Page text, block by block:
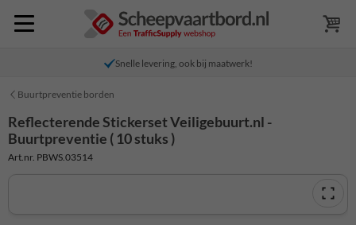
Snelle levering, ook bij maatwerk!
Buurtpreventie borden
Reflecterende Stickerset Veiligebuurt.nl -
Buurtpreventie ( 10 stuks )
Art.nr. PBWS.03514